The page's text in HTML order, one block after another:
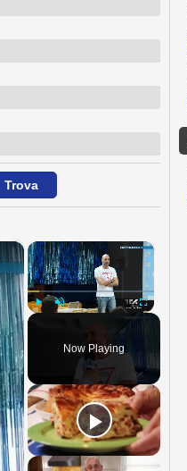
×
Fullscreen
Now Playing
×